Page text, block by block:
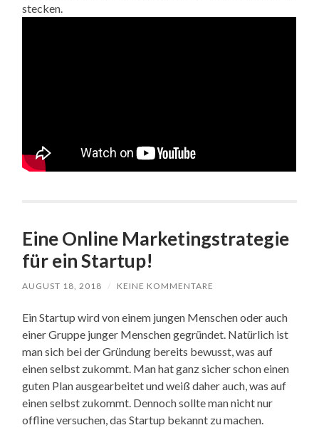
stecken.
Eine Online Marketingstrategie
für ein Startup!
AUGUST 18, 2018 / KEINE KOMMENTARE
Ein Startup wird von einem jungen Menschen oder auch
einer Gruppe junger Menschen gegründet. Natürlich ist
man sich bei der Gründung bereits bewusst, was auf
einen selbst zukommt. Man hat ganz sicher schon einen
guten Plan ausgearbeitet und weiß daher auch, was auf
einen selbst zukommt. Dennoch sollte man nicht nur
offline versuchen, das Startup bekannt zu machen.